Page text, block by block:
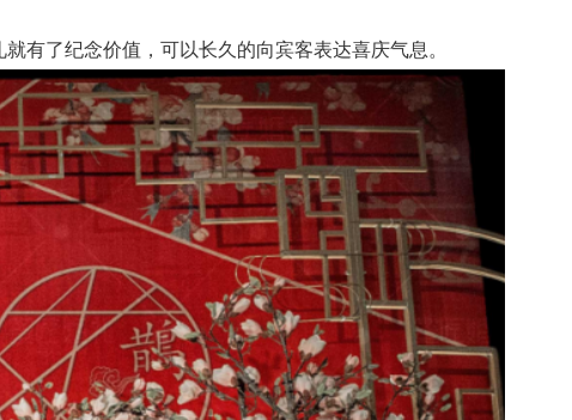
了纪念价值，可以长久的向宾客表达喜庆气息。